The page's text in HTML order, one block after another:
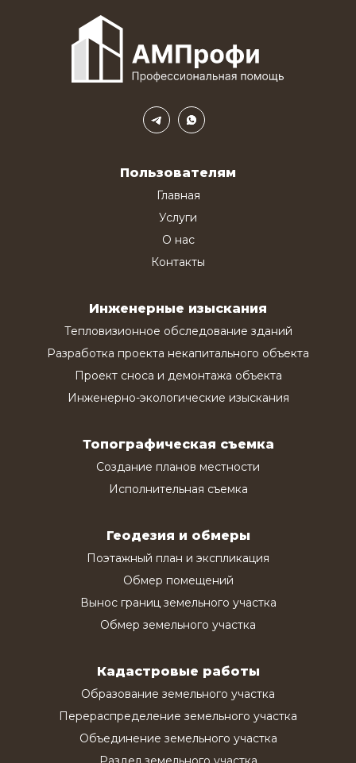
Пользователям
Главная
Услуги
О нас
Контакты
Инженерные изыскания
Тепловизионное обследование зданий
Разработка проекта некапитального объекта
Проект сноса и демонтажа объекта
Инженерно-экологические изыскания
Топографическая съемка
Создание планов местности
Исполнительная съемка
Геодезия и обмеры
Поэтажный план и экспликация
Обмер помещений
Вынос границ земельного участка
Обмер земельного участка
Кадастровые работы
Образование земельного участка
Перераспределение земельного участка
Объединение земельного участка